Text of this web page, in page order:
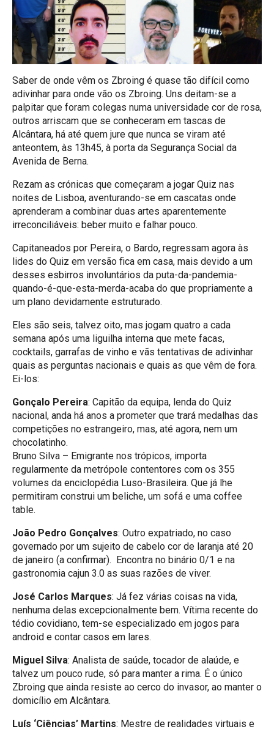
Saber de onde vêm os Zbroing é quase tão difícil como
adivinhar para onde vão os Zbroing. Uns deitam-se a
palpitar que foram colegas numa universidade cor de rosa,
outros arriscam que se conheceram em tascas de
Alcântara, há até quem jure que nunca se viram até
anteontem, às 13h45, à porta da Segurança Social da
Avenida de Berna.
Rezam as crónicas que começaram a jogar Quiz nas
noites de Lisboa, aventurando-se em cascatas onde
aprenderam a combinar duas artes aparentemente
irreconciliáveis: beber muito e falhar pouco.
Capitaneados por Pereira, o Bardo, regressam agora às
lides do Quiz em versão fica em casa, mais devido a um
desses esbirros involuntários da puta-da-pandemia-
quando-é-que-esta-merda-acaba do que propriamente a
um plano devidamente estruturado.
Eles são seis, talvez oito, mas jogam quatro a cada
semana após uma liguilha interna que mete facas,
cocktails, garrafas de vinho e vãs tentativas de adivinhar
quais as perguntas nacionais e quais as que vêm de fora.
Ei-los:
Gonçalo Pereira: Capitão da equipa, lenda do Quiz
nacional, anda há anos a prometer que trará medalhas das
competições no estrangeiro, mas, até agora, nem um
chocolatinho.
Bruno Silva – Emigrante nos trópicos, importa
regularmente da metrópole contentores com os 355
volumes da enciclopédia Luso-Brasileira. Que já lhe
permitiram construi um beliche, um sofá e uma coffee
table.
João Pedro Gonçalves: Outro expatriado, no caso
governado por um sujeito de cabelo cor de laranja até 20
de janeiro (a confirmar). Encontra no binário 0/1 e na
gastronomia cajun 3.0 as suas razões de viver.
José Carlos Marques: Já fez várias coisas na vida,
nenhuma delas excepcionalmente bem. Vítima recente do
tédio covidiano, tem-se especializado em jogos para
android e contar casos em lares.
Miguel Silva: Analista de saúde, tocador de alaúde, e
talvez um pouco rude, só para manter a rima. É o único
Zbroing que ainda resiste ao cerco do invasor, ao manter o
domicílio em Alcântara.
Luís ‘Ciências’ Martins: Mestre de realidades virtuais e